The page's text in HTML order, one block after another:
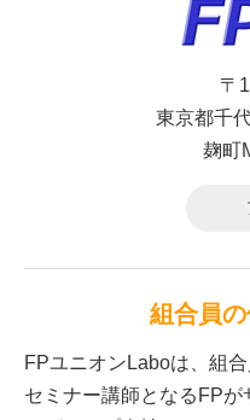
〒
東京都千
麹町
組合員
FPユニオンLaboは、組
セミナー講師となるFPが